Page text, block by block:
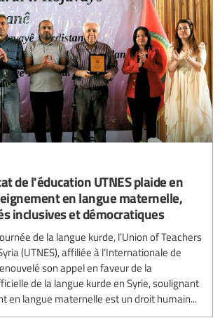
de l'éducation UTNES plaide en
en langue maternelle,
inclusives et démocratiques
de la langue kurde, l’Union of Teachers
(UTNES), affiliée à l’Internationale de
son appel en faveur de la
de la langue kurde en Syrie, soulignant
en langue maternelle est un droit humain...